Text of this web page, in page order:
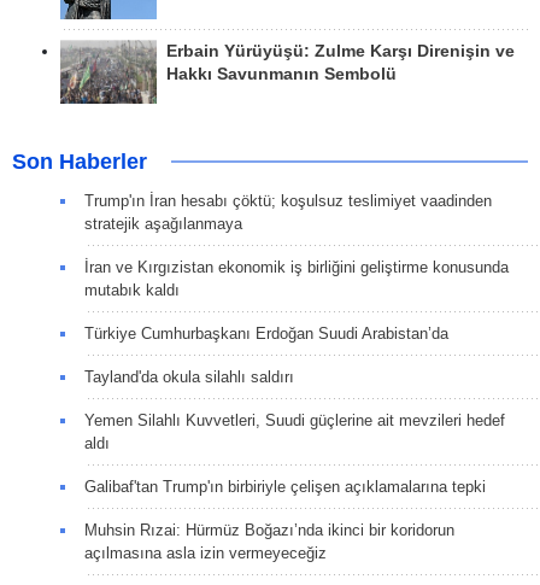
Erbain Yürüyüşü: Zulme Karşı Direnişin ve
Hakkı Savunmanın Sembolü
Son Haberler
Trump'ın İran hesabı çöktü; koşulsuz teslimiyet vaadinden
stratejik aşağılanmaya
İran ve Kırgızistan ekonomik iş birliğini geliştirme konusunda
mutabık kaldı
Türkiye Cumhurbaşkanı Erdoğan Suudi Arabistan’da
Tayland'da okula silahlı saldırı
Yemen Silahlı Kuvvetleri, Suudi güçlerine ait mevzileri hedef
aldı
Galibaf'tan Trump'ın birbiriyle çelişen açıklamalarına tepki
Muhsin Rızai: Hürmüz Boğazı’nda ikinci bir koridorun
açılmasına asla izin vermeyeceğiz